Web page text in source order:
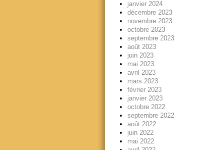
janvier 2024
décembre 2023
novembre 2023
octobre 2023
septembre 2023
août 2023
juin 2023
mai 2023
avril 2023
mars 2023
février 2023
janvier 2023
octobre 2022
septembre 2022
août 2022
juin 2022
mai 2022